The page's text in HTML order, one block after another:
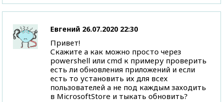
Евгений 26.07.2020 22:30
Привет!
Скажите а как можно просто через
powershell или cmd к примеру проверить
есть ли обновления приложений и если
есть то установить их для всех
пользователей а не под каждым заходить
в MicrosoftStore и тыкать обновить?